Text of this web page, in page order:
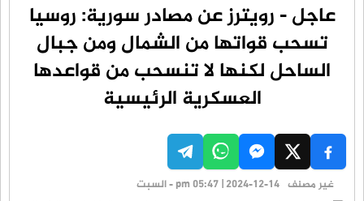
عاجل - رويترز عن مصادر سورية: روسيا
تسحب قواتها من الشمال ومن جبال
الساحل لكنها لا تنسحب من قواعدها
العسكرية الرئيسية
غير مصنف pm 05:47 | 2024-12-14 - السبت